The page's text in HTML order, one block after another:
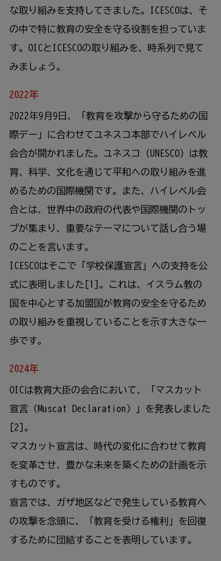
な取り組みを支持してきました。ICESCOは、そ
の中で特に教育の安全を守る役割を担っていま
す。OICとICESCOの取り組みを、時系列で見て
みましょう。
2022年
2022年9月9日、「教育を攻撃から守るための国
際デー」に合わせてユネスコ本部でハイレベル
会合が開かれました。ユネスコ（UNESCO）は教
育、科学、文化を通じて平和への取り組みを進
めるための国際機関です。また、ハイレベル会
合とは、世界中の政府の代表や国際機関のトッ
プが集まり、重要なテーマについて話し合う場
のことを言います。
ICESCOはそこで「学校保護宣言」への支持を公
式に表明しました[1]。これは、イスラム教の
国を中心とする加盟国が教育の安全を守るため
の取り組みを重視していることを示す大きな一
歩です。
2024年
OICは教育大臣の会合において、「マスカット
宣言（Muscat Declaration）」を発表しました
[2]。
マスカット宣言は、時代の変化に合わせて教育
を変革させ、豊かな未来を築くための計画を示
すものです。
宣言では、ガザ地区などで発生している教育へ
の攻撃を念頭に、「教育を受ける権利」を回復
するために団結することを表明しています。